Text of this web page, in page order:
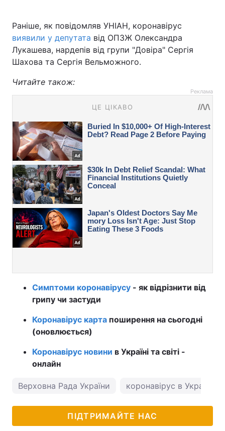
Раніше, як повідомляв УНІАН, коронавірус
виявили у депутата від ОПЗЖ Олександра
Лукашева, нардепів від групи "Довіра" Сергія
Шахова та Сергія Вельможного.
Читайте також:
Реклама
Симптоми коронавірусу - як відрізнити від
грипу чи застуди
Коронавірус карта поширення на сьогодні
(оновлюється)
Коронавірус новини в Україні та світі -
онлайн
Верховна Рада України коронавірус в Україні
ПІДТРИМАЙТЕ НАС